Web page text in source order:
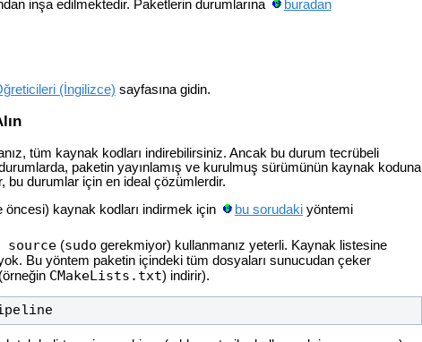
inşa edilmektedir. Paketlerin durumlarına
buradan
(İngilizce) sayfasına gidin.
tüm kaynak kodları indirebilirsiniz. Ancak bu durum tecrübeli
paketin yayınlamış ve kurulmuş sürümünün kaynak koduna
bu durumlar için en ideal çözümlerdir.
öncesi) kaynak kodları indirmek için bu sorudakiyöntemi
source (sudo gerekmiyor) kullanmanız yeterli. Kaynak listesine
Bu yöntem paketin içindeki tüm dosyaları sunucudan çeker
CMakeLists.txt) indirir).